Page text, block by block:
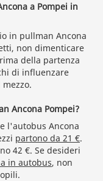
a Pompei in
in pullman Ancona
non dimenticare
della partenza
di influenzare
Ancona Pompei?
l'autobus Ancona
partono da 21 €.
42 €. Se desideri
in autobus, non